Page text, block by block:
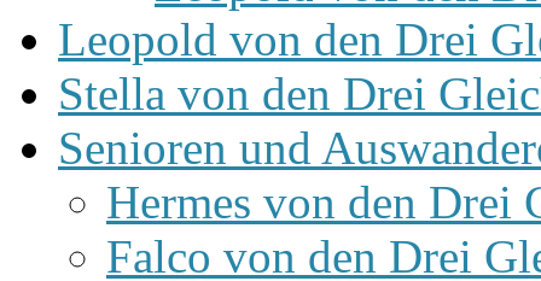
Leopold von den Drei
Stella von den Drei
Senioren und
Hermes von den Drei
Falco von den Drei